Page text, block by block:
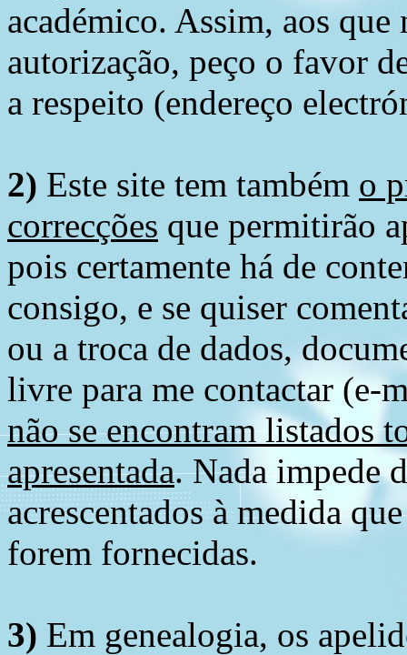
académico. Assim, aos
autorização, peço o favor
a respeito (endereço
2) Este site tem também o
correcções que permitirão
pois certamente há de
consigo, e se quiser
ou a troca de dados,
livre para me contactar (e-
não se encontram listados
apresentada. Nada impede
acrescentados à medida
forem fornecidas.
3) Em genealogia, os